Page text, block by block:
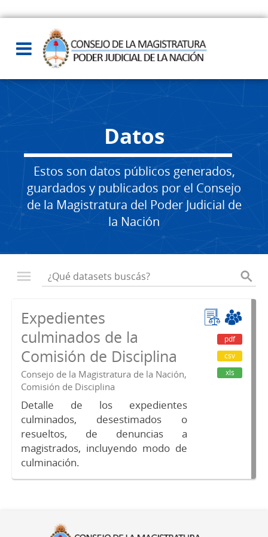
Datos
Estos son datos públicos generados,
guardados y publicados por el Consejo
de la Magistratura del Poder Judicial de
la Nación
Expedientes
culminados de la
Comisión de Disciplina
Consejo de la Magistratura de la Nación,
Comisión de Disciplina
Detalle de los expedientes
culminados, desestimados o
resueltos, de denuncias a
magistrados, incluyendo modo de
culminación.
pdf
csv
xls